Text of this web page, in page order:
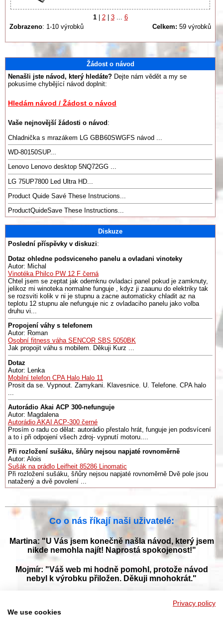
1 | 2 | 3
6
Zobrazeno: 1-10 výrobků Celkem: 59 výrobků
Žádost o návod
Nenašli jste návod, který hledáte? Dejte nám vědět a my se
pokusíme chybějící návod doplnit:
Hledám návod / Žádost o návod
Vaše nejnovější žádosti o návod :
Chladnička s mrazákem LG GBB60SWGFS návod ...
WD-80150SUP...
Lenovo Lenovo desktop 5NQ72GG ...
LG 75UP7800 Led Ultra HD...
Product Quide Savé These Instrucions...
ProductQuideSave These Instructions...
Diskuze
Poslední příspěvky v diskuzi:
Dotaz ohledne podsviceneho panelu a ovladani vinoteky
Autor: Michal
Vinotéka Philco PW 12 F černá
Chtel jsem se zeptat jak odemknu ovladaci panel pokud je zamknuty,
jelikoz mi winoteka normalne funguje , kdyz ji zaaunu do elektriky tak
se rozsviti kolik v ni je stupnu a zacne automaticky chladit az na
teplotu 12 stupnu ale nefunguje nic z ovladaciho panelu jako volba
druhu vi...
Propojení váhy s telefonem
Autor: Roman
Osobní fitness váha SENCOR SBS 5050BK
Jak propojit váhu s mobilem. Děkuji Kurz ...
Dotaz
Autor: Lenka
Mobilní telefon CPA Halo Halo 11
Prosit da se. Vypnout. Zamykani. Klavesnice. U. Telefone. CPA halo
Autorádio Akai ACP 300-nefunguje
Autor: Magdalena
Autorádio AKAI ACP-300 černé
Prosím o radu co dělat: autorádio přestalo hrát, funguje jen podsvícení
a to i při odpojení všech zdroj- vypnutí motoru....
Při rozložení sušáku, šňůry nejsou napjaté rovnoměrně
Autor: Alois
Sušák na prádlo Leifheit 85286 Linomatic
Při rozložení sušáku, šňůry nejsou napjaté rovnoměrně Dvě pole jsou
natažený a dvě povolení ...
Co o nás říkají naši uživatelé:
Martina: "U Vás jsem konečně našla návod, který jsem
nikde nemohla najít! Naprostá spokojenost!"
Mojmír: "Váš web mi hodně pomohl, protože návod
nebyl k výrobku přiložen. Děkuji mnohokrát."
Privacy policy
We use cookies